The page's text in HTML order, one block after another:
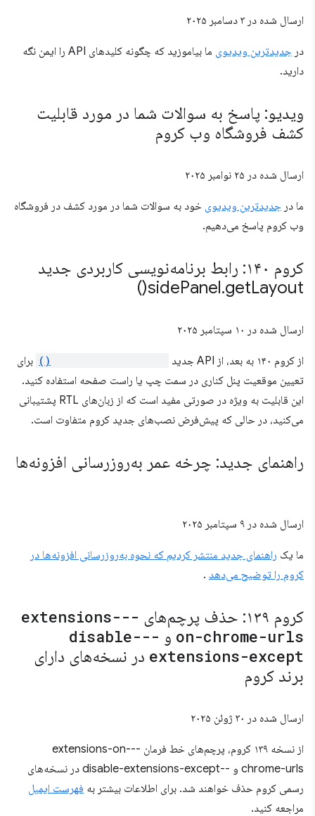
ارسال شده در۳ دسامبر ۲۰۲۵
در جدیدترین ویدیوی
ما بیاموزید که چگونه کلیدهای API را ایمن نگه
دارید.
ویدیو: پاسخ به سوالات شما در مورد قابلیت
کشف فروشگاه وب کروم
ارسال شده در۲۵ نوامبر ۲۰۲۵
ما در جدیدترین ویدیویخود به سوالات شما در مورد کشف در فروشگاه
وب کروم پاسخ می‌دهیم.
کروم ۱۴۰: رابط برنامه‌نویسی کاربردی جدید
sidePanel.getLayout(
)
ارسال شده در۱۰ سپتامبر ۲۰۲۵
از کروم ۱۴۰ به بعد، از API جدید
برای
تعیین موقعیت پنل کناری در سمت چپ یا راست صفحه استفاده کنید.
این قابلیت به ویژه در صورتی مفید است که از زبان‌های RTL پشتیبانی
می‌کنید، در حالی که پیش‌فرض نصب‌های جدید کروم متفاوت است.
راهنمای جدید: چرخه عمر به‌روزرسانی افزونه‌ها
ارسال شده در۹ سپتامبر ۲۰۲۵
ما یک راهنمای جدید منتشر کردیم که نحوه به‌روزرسانی افزونه‌ها در
کروم را توضیح می‌دهد.
کروم ۱۳٩: حذف پرچم‌های
--extensions-
on-chrome-urlsو
--disable-
extensions-exceptدر نسخه‌های دارای
برند کروم
ارسال شده در۳۰ ژوئن ۲۰۲۵
از نسخه ۱۳۹ کروم، پرچم‌های خط فرمان --extensions-on-
chrome-urls و --disable-extensions-except در نسخه‌های
رسمی کروم حذف خواهند شد. برای اطلاعات بیشتر به فهرست ایمیل
مراجعه کنید.